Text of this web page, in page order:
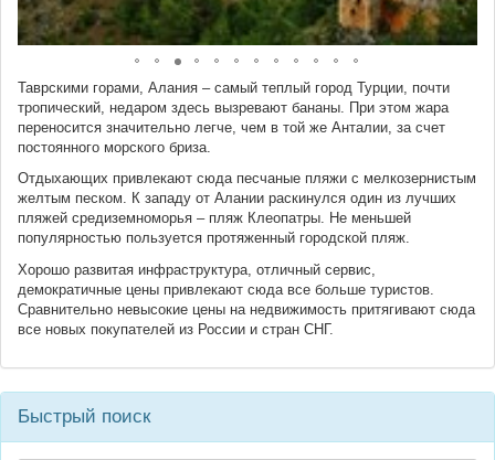
Таврскими горами, Алания – самый теплый город Турции, почти
тропический, недаром здесь вызревают бананы. При этом жара
переносится значительно легче, чем в той же Анталии, за счет
постоянного морского бриза.
Отдыхающих привлекают сюда песчаные пляжи с мелкозернистым
желтым песком. К западу от Алании раскинулся один из лучших
пляжей средиземноморья – пляж Клеопатры. Не меньшей
популярностью пользуется протяженный городской пляж.
Хорошо развитая инфраструктура, отличный сервис,
демократичные цены привлекают сюда все больше туристов.
Сравнительно невысокие цены на недвижимость притягивают сюда
все новых покупателей из России и стран СНГ.
Быстрый поиск